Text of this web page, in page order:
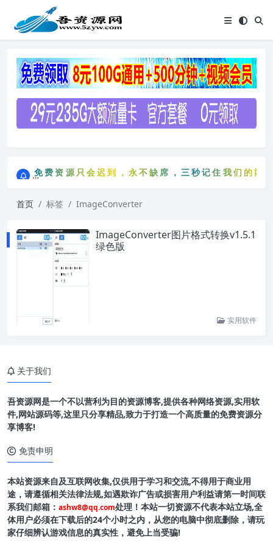
免费资源只会迟到，永不缺席，三秒记住我们的
免费资源只会迟到，永不缺席，三秒记住我们的
首页 标签 ImageConverter
ImageConverter图片格式转换v1.5.1
绿色版
实用软件
关于我们
吾资源网是一个不以营利为目的资源博客,提供各种网络资源,实用软
件,网站源码等,这里只分享精品,致力于打造一个高质量的免费资源分
享博客!
免责申明
本站资源来自及互联网收集,仅供用于学习和交流,不得用于商业用
途，请遵循相关法律法规,如遇欺诈广告或损害用户利益请第一时间联
系我们邮箱： ashw8@qq.com处理！本站一切资源不代表本站立场,全
体用户必须在下载后的24个小时之内，从您的电脑中彻底删除，请玩
家仔细辨认游戏信息的真实性，避免上当受骗!